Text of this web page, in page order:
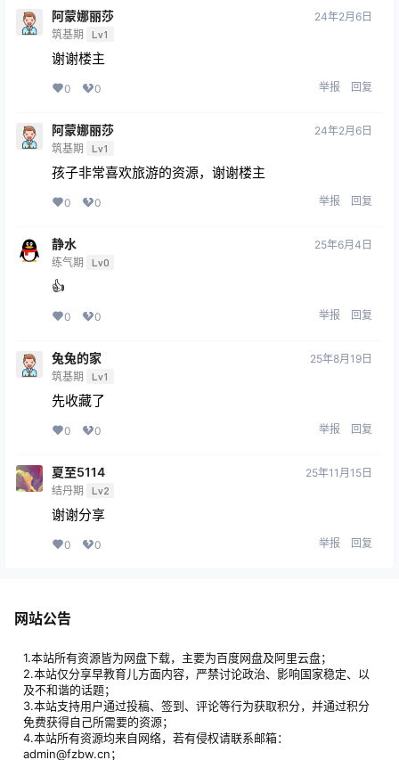
阿蒙娜丽莎
筑基期 Lv1
24年2月6日
谢谢楼主
0 0 举报 回复
阿蒙娜丽莎
筑基期 Lv1
24年2月6日
孩子非常喜欢旅游的资源，谢谢楼主
0 0 举报 回复
静水
练气期 Lv0
25年6月4日
👍
0 0 举报 回复
兔兔的家
筑基期 Lv1
25年8月19日
先收藏了
0 0 举报 回复
夏至5114
结丹期 Lv2
25年11月15日
谢谢分享
0 0 举报 回复
网站公告
1.本站所有资源皆为网盘下载，主要为百度网盘及阿里云盘；
2.本站仅分享早教育儿方面内容，严禁讨论政治、影响国家稳定、以
及不和谐的话题；
3.本站支持用户通过投稿、签到、评论等行为获取积分，并通过积分
免费获得自己所需要的资源；
4.本站所有资源均来自网络，若有侵权请联系邮箱：
admin@fzbw.cn；